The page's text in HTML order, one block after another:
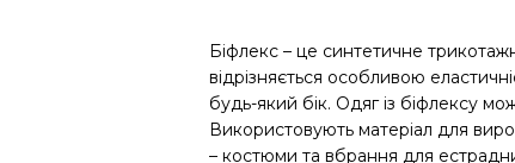
Біфлекс – це синтетичне
відрізняється особливою
будь-який бік. Одяг із біфлексу
Використовують матеріал для
– костюми та вбрання для